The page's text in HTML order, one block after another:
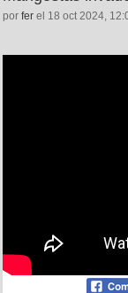
por fer el 18 oct 2024,